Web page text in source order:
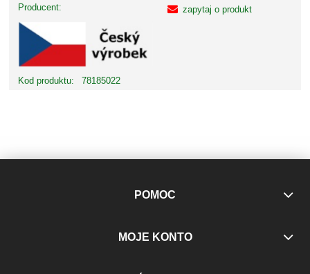
Producent:
Kod produktu: 78185022
zapytaj o produkt
POMOC
MOJE KONTO